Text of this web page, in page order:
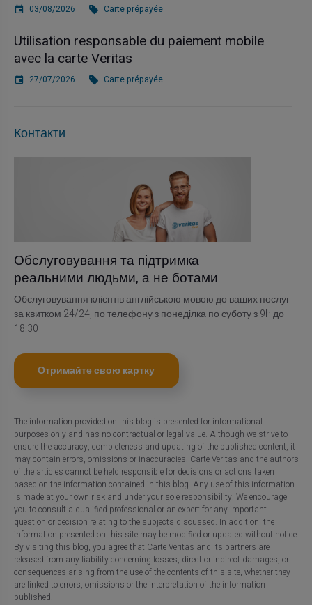
03/08/2026 Carte prépayée
Utilisation responsable du paiement mobile
avec la carte Veritas
27/07/2026 Carte prépayée
Контакти
Обслуговування та підтримка
реальними людьми, а не ботами
Обслуговування клієнтів англійською мовою до ваших послуг
за квитком 24/24, по телефону з понеділка по суботу з 9h до
18:30
Отримайте свою картку
The information provided on this blog is presented for informational
purposes only and has no contractual or legal value. Although we strive to
ensure the accuracy, completeness and updating of the published content, it
may contain errors, omissions or inaccuracies. Carte Veritas and the authors
of the articles cannot be held responsible for decisions or actions taken
based on the information contained in this blog. Any use of this information
is made at your own risk and under your sole responsibility. We encourage
you to consult a qualified professional or an expert for any important
question or decision relating to the subjects discussed. In addition, the
information presented on this site may be modified or updated without notice.
By visiting this blog, you agree that Carte Veritas and its partners are
released from any liability concerning losses, direct or indirect damages, or
consequences arising from the use of the contents of this site, whether they
are linked to errors, omissions or the interpretation of the information
published.